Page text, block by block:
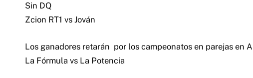
Sin DQ
Zcion RT1 vs Jován
Los ganadores retarán por los campeonatos en parejas en
La Fórmula vs La Potencia